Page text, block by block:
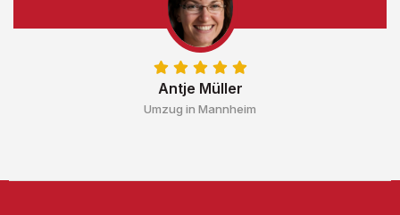
Antje Müller
Umzug in Mannheim